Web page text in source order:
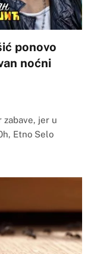
ponovo
noćni
jer u
Etno Selo